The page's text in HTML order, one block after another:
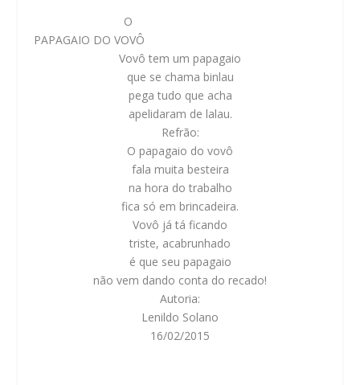
O
PAPAGAIO DO VOVÔ
Vovô tem um papagaio
que se chama binlau
pega tudo que acha
apelidaram de lalau.
Refrão:
O papagaio do vovô
fala muita besteira
na hora do trabalho
fica só em brincadeira.
Vovô já tá ficando
triste, acabrunhado
é que seu papagaio
não vem dando conta do recado!
Autoria:
Lenildo Solano
16/02/2015